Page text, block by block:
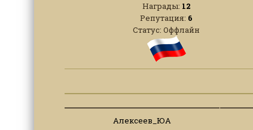
Награды: 12
Репутация: 6
Статус: Оффлайн
Алексеев_ЮА